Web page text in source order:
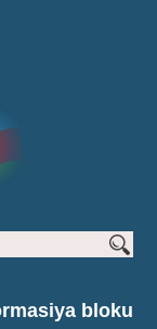
bloku